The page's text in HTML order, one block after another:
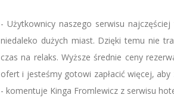
- Użytkownicy naszego serwisu
niedaleko dużych miast. Dzięki temu nie
czas na relaks. Wyższe średnie ceny
ofert i jesteśmy gotowi zapłacić więcej,
- komentuje Kinga Fromlewicz z serwisu